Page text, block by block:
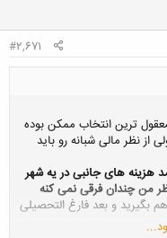
#2,671
ترین انتخاب ممکن بوده
از نظر مالی شبانه رو باید
هزینه های جانبی در یه شهر
من چندان فرقی نمی کنه
هم بگیرید و بعد فارغ التحصیلی